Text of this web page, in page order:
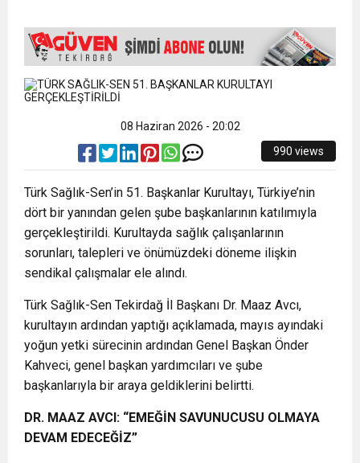
DEĞİŞİM
12:32 YENİDEN REFAH PARTİSİ’NDE İKİ İLÇEYE İKİ
MUHTEŞEM FİNAL
08 Haziran 2026 - 20:02
990 views
Türk Sağlık-Sen’in 51. Başkanlar Kurultayı, Türkiye’nin
dört bir yanından gelen şube başkanlarının katılımıyla
gerçekleştirildi. Kurultayda sağlık çalışanlarının
sorunları, talepleri ve önümüzdeki döneme ilişkin
sendikal çalışmalar ele alındı.
Türk Sağlık-Sen Tekirdağ İl Başkanı Dr. Maaz Avcı,
kurultayın ardından yaptığı açıklamada, mayıs ayındaki
yoğun yetki sürecinin ardından Genel Başkan Önder
Kahveci, genel başkan yardımcıları ve şube
başkanlarıyla bir araya geldiklerini belirtti.
DR. MAAZ AVCI: “EMEĞİN SAVUNUCUSU OLMAYA
DEVAM EDECEĞİZ”